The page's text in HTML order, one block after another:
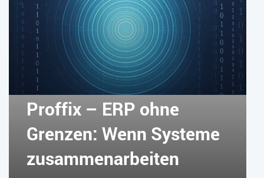
HANDEL HR INDUSTRIE 4.0
IT AUS- UND WEITERBILDUNG IT-INFRASTRUKTUR
IT-JOBS IT-SERVICE MANAGEMENT KI IM ERP
KÜNSTLICHE INTELLIGENZ LOGISTIK LOHN
Proffix – ERP ohne
Grenzen: Wenn Systeme
zusammenarbeiten